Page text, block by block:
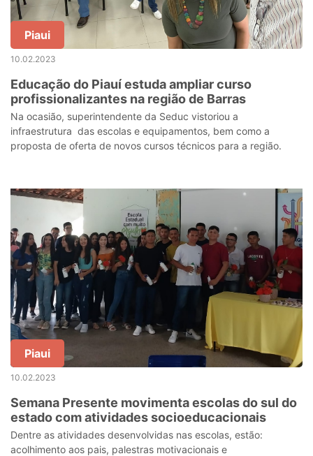
Piaui
10.02.2023
Educação do Piauí estuda ampliar curso
profissionalizantes na região de Barras
Na ocasião, superintendente da Seduc vistoriou a
infraestrutura das escolas e equipamentos, bem como a
proposta de oferta de novos cursos técnicos para a região.
Piaui
10.02.2023
Semana Presente movimenta escolas do sul do
estado com atividades socioeducacionais
Dentre as atividades desenvolvidas nas escolas, estão:
acolhimento aos pais, palestras motivacionais e